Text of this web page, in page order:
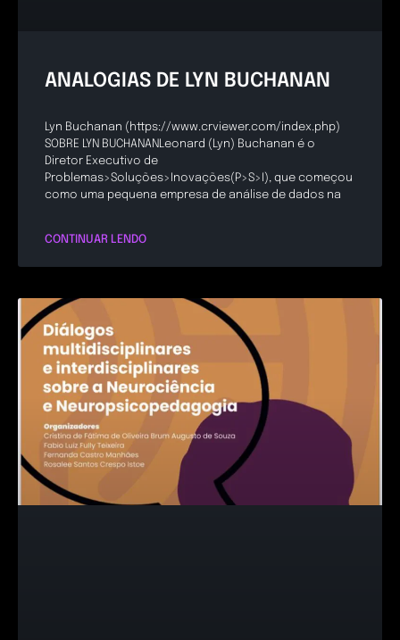
ANALOGIAS DE LYN BUCHANAN
Lyn Buchanan (https://www.crviewer.com/index.php)
SOBRE LYN BUCHANANLeonard (Lyn) Buchanan é o
Diretor Executivo de
Problemas>Soluções>Inovações(P>S>I), que começou
como uma pequena empresa de análise de dados na
CONTINUAR LENDO